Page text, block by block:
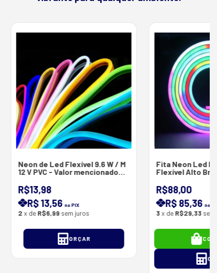
Neon de Led Flexível 9.6 W / M
12 V PVC - Valor mencionado
Branco Frio - Branco Quente e
Azul
R$13,98
R$ 13,56no PIX
2 x deR$6,99 sem juros
ORÇAR
Fita Neon Led
Flexível Alto
R$88,00
R$ 85,36no
3 x deR$29,33